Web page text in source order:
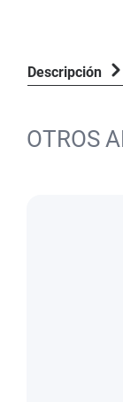
Descripción
OTROS